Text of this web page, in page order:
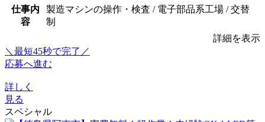
仕事内
容
製造マシンの操作・検査 / 電子部品系工場 / 交替
制
詳細を表示
＼最短45秒で完了／
応募へ進む
詳しく
見る
スペシャル